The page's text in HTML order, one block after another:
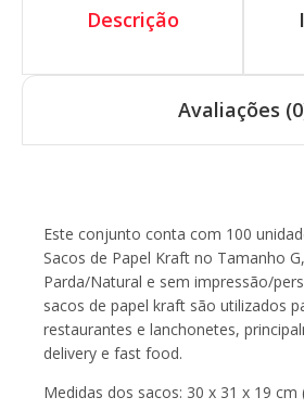
Descrição
Avaliações
Este conjunto conta com 100
Sacos de Papel Kraft no Tamanho
Parda/Natural e sem impressão/
sacos de papel kraft são utilizados
restaurantes e lanchonetes,
delivery e fast food.
Medidas dos sacos: 30 x 31 x 19 cm